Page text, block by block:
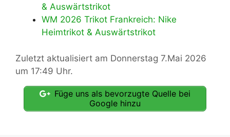
& Auswärtstrikot
WM 2026 Trikot Frankreich: Nike
Heimtrikot & Auswärtstrikot
Zuletzt aktualisiert am Donnerstag 7.Mai 2026
um 17:49 Uhr.
Füge uns als bevorzugte Quelle bei
Google hinzu